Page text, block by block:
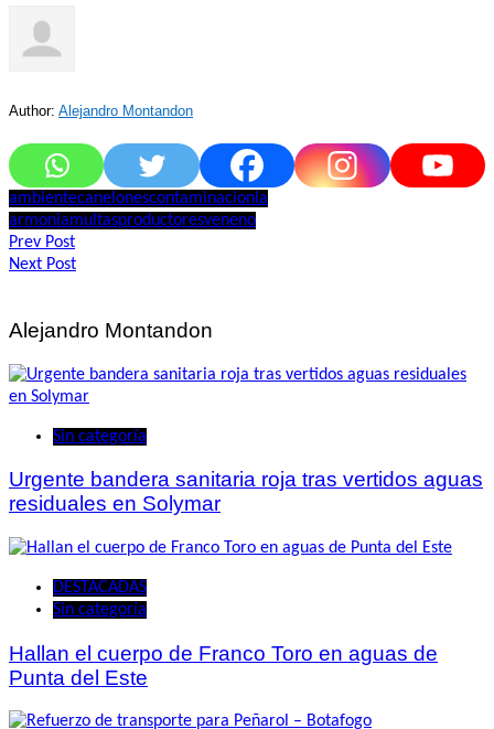
Author: Alejandro Montandon
ambientecanelonescontaminacion la
armoniamultasproductoresveneno
Navegación
de
Prev Post
Next Post
Alejandro Montandon
Sin categoría
Urgente bandera sanitaria roja tras vertidos aguas
residuales en Solymar
DESTACADAS
Sin categoría
Hallan el cuerpo de Franco Toro en aguas de
Punta del Este